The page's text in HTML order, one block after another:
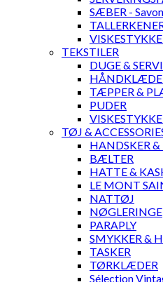
SÆBER -
TEKSTILER
DUGE &
TÆPPER &
PUDER
TØJ &
HANDSKER &
BÆLTER
HATTE &
LE MONT
NATTØJ
NØGLERINGE
PARAPLY
SMYKKER &
TASKER
TØRKLÆDER
Sélection